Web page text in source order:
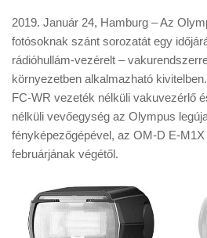
2019. Január 24, Hamburg – Az
fotósoknak szánt sorozatát egy
rádióhullám-vezérelt –
környezetben alkalmazható
FC-WR vezeték nélküli vakuvezérlő
nélküli vevőegység az Olympus
fényképezőgépével, az OM-D E-
februárjának végétől.